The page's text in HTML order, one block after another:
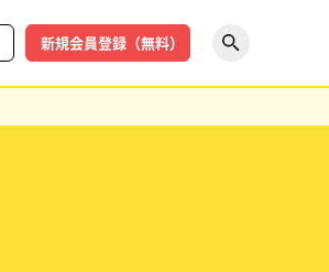
新規会員登録（無料）